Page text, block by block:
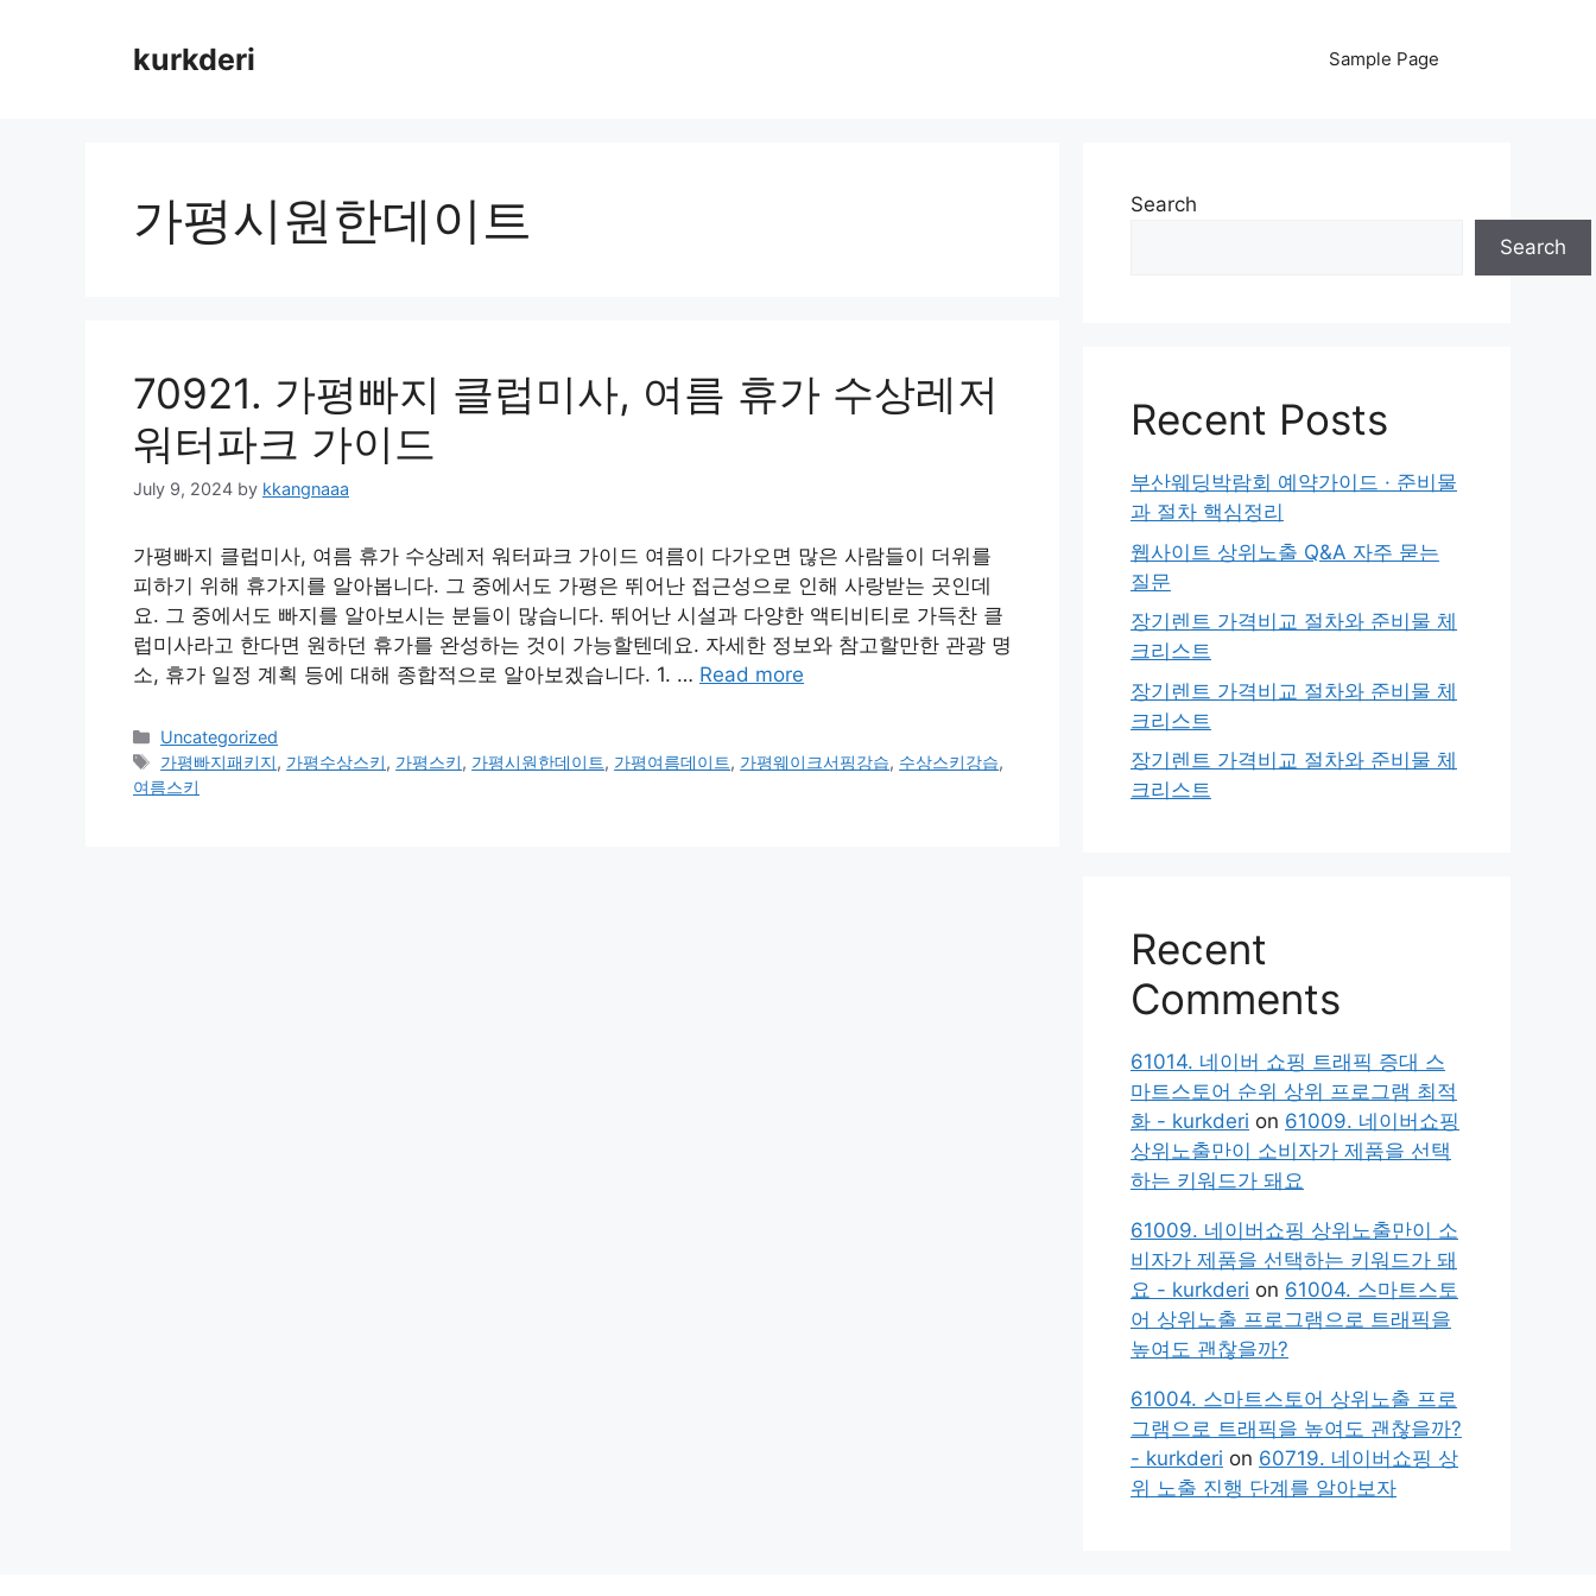
kurkderi Sample Page
가평시원한데이트
70921. 가평빠지 클럽미사, 여름 휴가 수상레저
워터파크 가이드
July 9, 2024 by kkangnaaa
가평빠지 클럽미사, 여름 휴가 수상레저 워터파크 가이드 여름이 다가오면 많은 사람들이 더위를
피하기 위해 휴가지를 알아봅니다. 그 중에서도 가평은 뛰어난 접근성으로 인해 사랑받는 곳인데
요. 그 중에서도 빠지를 알아보시는 분들이 많습니다. 뛰어난 시설과 다양한 액티비티로 가득찬 클
럽미사라고 한다면 원하던 휴가를 완성하는 것이 가능할텐데요. 자세한 정보와 참고할만한 관광 명
소, 휴가 일정 계획 등에 대해 종합적으로 알아보겠습니다. 1. … Read more
Categories
Uncategorized
Tags
가평빠지패키지, 가평수상스키, 가평스키, 가평시원한데이트, 가평여름데이트, 가평웨이크서핑강습, 수상스키강습,
여름스키
Search
Search
Recent Posts
부산웨딩박람회 예약가이드 · 준비물
과 절차 핵심정리
웹사이트 상위노출 Q&A 자주 묻는
질문
장기렌트 가격비교 절차와 준비물 체
크리스트
장기렌트 가격비교 절차와 준비물 체
크리스트
장기렌트 가격비교 절차와 준비물 체
크리스트
Recent
Comments
61014. 네이버 쇼핑 트래픽 증대 스
마트스토어 순위 상위 프로그램 최적
화 - kurkderi on 61009. 네이버쇼핑
상위노출만이 소비자가 제품을 선택
하는 키워드가 돼요
61009. 네이버쇼핑 상위노출만이 소
비자가 제품을 선택하는 키워드가 돼
요 - kurkderi on 61004. 스마트스토
어 상위노출 프로그램으로 트래픽을
높여도 괜찮을까?
61004. 스마트스토어 상위노출 프로
그램으로 트래픽을 높여도 괜찮을까?
- kurkderi on 60719. 네이버쇼핑 상
위 노출 진행 단계를 알아보자